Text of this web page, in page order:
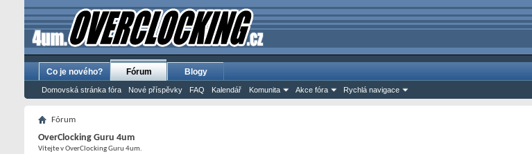
Co je nového? Fórum
Domovská stránka fóra Nové příspěvky FAQ Kalendář Komunita Akce fóra Rychlá navigace
Blogy
Fórum
OverClocking Guru 4um
Vítejte v OverClocking Guru 4um.